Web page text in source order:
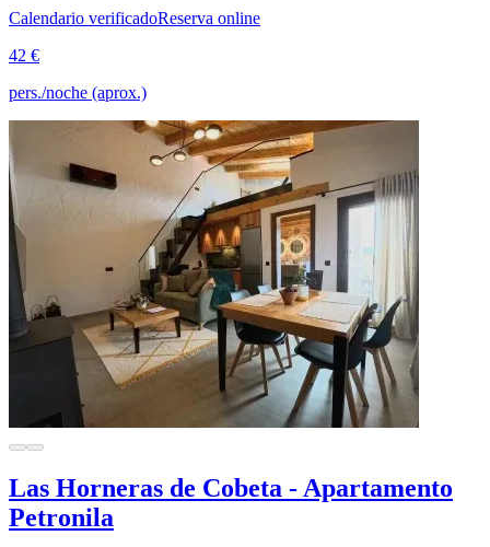
Calendario verificadoReserva online
42 €
pers./noche (aprox.)
Las Horneras de Cobeta - Apartamento
Petronila